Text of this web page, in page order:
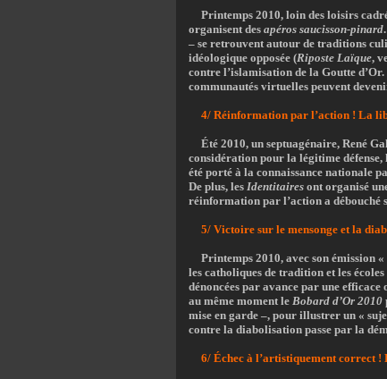
Printemps 2010, loin des loisirs
organisent des apéros saucisson-pinard
– se retrouvent autour de traditions
idéologique opposée (Riposte Laïque,
contre l’islamisation de la Goutte
communautés virtuelles peuvent
4/ Réinformation par l’action ! La
Été 2010, un septuagénaire, René
considération pour la légitime défense,
été porté à la connaissance nationale
De plus, les Identitaires ont organisé
réinformation par l’action a débouché
5/ Victoire sur le mensonge et la
Printemps 2010, avec son émission
les catholiques de tradition et les
dénoncées par avance par une
au même moment le Bobard d’Or 2010
mise en garde –, pour illustrer un «
contre la diabolisation passe par la
6/ Échec à l’artistiquement correct !